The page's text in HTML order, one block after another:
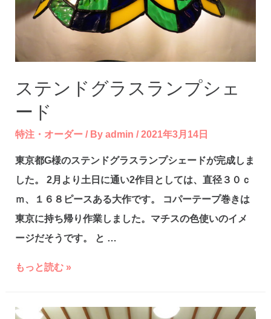
ステンドグラスランプシェ
ード
特注・オーダー/ By admin /2021年3月14日
東京都G様のステンドグラスランプシェードが完成しま
した。 2月より土日に通い2作目としては、直径３０ｃ
ｍ、１６８ピースある大作です。 コパーテープ巻きは
東京に持ち帰り作業しました。マチスの色使いのイメ
ージだそうです。 と …
ス
ン
もっと読む »